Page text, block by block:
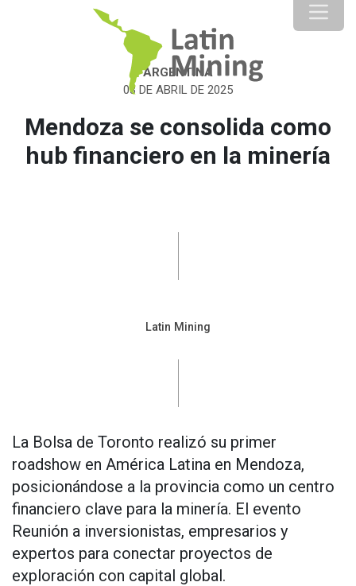
ARGENTINA
03 DE ABRIL DE 2025
Mendoza se consolida como
hub financiero en la minería
Latin Mining
La Bolsa de Toronto realizó su primer
roadshow en América Latina en Mendoza,
posicionándose a la provincia como un centro
financiero clave para la minería. El evento
Reunión a inversionistas, empresarios y
expertos para conectar proyectos de
exploración con capital global.